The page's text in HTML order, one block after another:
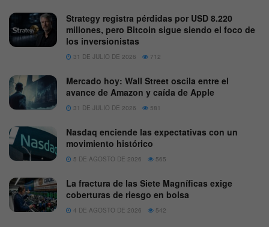
Strategy registra pérdidas por USD 8.220
millones, pero Bitcoin sigue siendo el foco de
los inversionistas
31 DE JULIO DE 2026 712
Mercado hoy: Wall Street oscila entre el
avance de Amazon y caída de Apple
31 DE JULIO DE 2026 581
Nasdaq enciende las expectativas con un
movimiento histórico
5 DE AGOSTO DE 2026 565
La fractura de las Siete Magníficas exige
coberturas de riesgo en bolsa
4 DE AGOSTO DE 2026 542